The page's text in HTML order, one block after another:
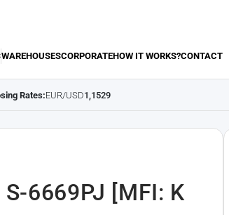
WAREHOUSESCORPORATEHOW IT WORKS?CONTACT
Rates:EUR/USD1,1529
6669PJ [MFI: K